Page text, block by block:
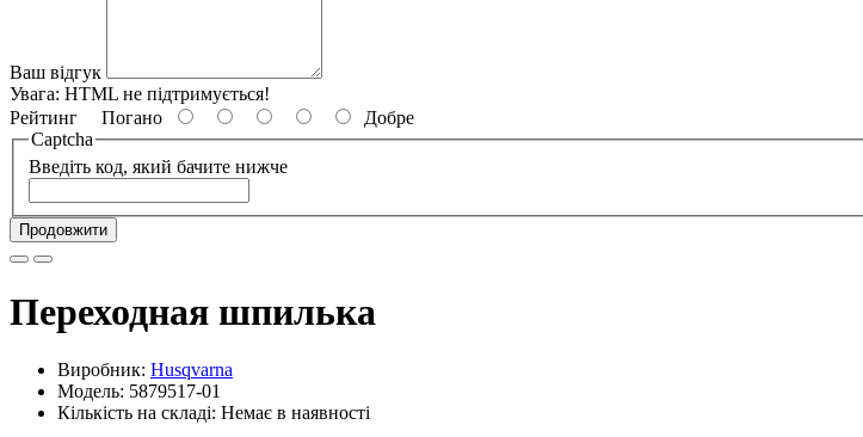
Ваш відгук
Увага: HTML не підтримується!
Рейтинг Погано
Добре
Captcha
Введіть код, який бачите нижче
Продовжити
Переходная шпилька
Виробник: Husqvarna
Модель: 5879517-01
Кількість на складі: Немає в наявності